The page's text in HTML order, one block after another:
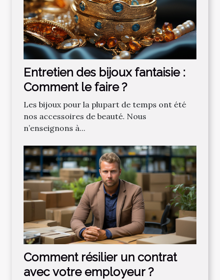
Entretien des bijoux fantaisie :
Comment le faire ?
Les bijoux pour la plupart de temps ont été
nos accessoires de beauté. Nous
n’enseignons à...
Comment résilier un contrat
avec votre employeur ?